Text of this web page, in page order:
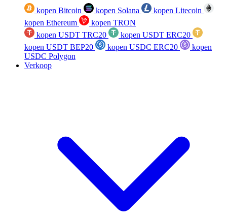
kopen Bitcoin kopen Solana
kopen Litecoin
kopen Ethereum
kopen TRON
kopen USDT TRC20
kopen USDT ERC20
kopen USDT BEP20
kopen USDC ERC20
kopen
USDC Polygon
Verkoop